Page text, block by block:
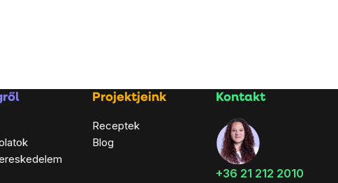
Projektjeink
Receptek
Blog
Kontakt
+36 21 212 2010